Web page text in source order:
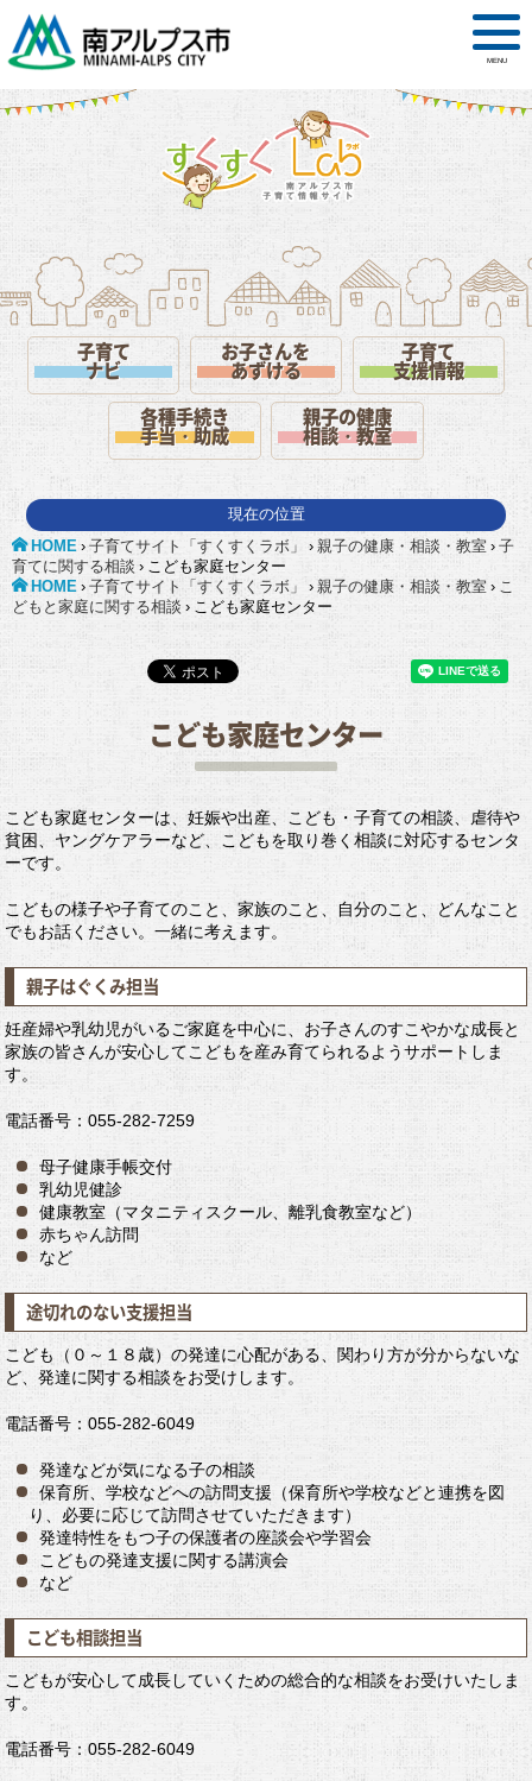
MENU
子育て
ナビ
お子さんを
あずける
子育て
支援情報
各種手続き
手当・助成
親子の健康
相談・教室
現在の位置
HOME › 子育てサイト「すくすくラボ」 › 親子の健康・相談・教室 › 子
育てに関する相談 › こども家庭センター
HOME › 子育てサイト「すくすくラボ」 › 親子の健康・相談・教室 › こ
どもと家庭に関する相談 › こども家庭センター
こども家庭センター
こども家庭センターは、妊娠や出産、こども・子育ての相談、虐待や
貧困、ヤングケアラーなど、こどもを取り巻く相談に対応するセンタ
ーです。
こどもの様子や子育てのこと、家族のこと、自分のこと、どんなこと
でもお話ください。一緒に考えます。
親子はぐくみ担当
妊産婦や乳幼児がいるご家庭を中心に、お子さんのすこやかな成長と
家族の皆さんが安心してこどもを産み育てられるようサポートしま
す。
電話番号：055-282-7259
母子健康手帳交付
乳幼児健診
健康教室（マタニティスクール、離乳食教室など）
赤ちゃん訪問
など
途切れのない支援担当
こども（０～１８歳）の発達に心配がある、関わり方が分からないな
ど、発達に関する相談をお受けします。
電話番号：055-282-6049
発達などが気になる子の相談
保育所、学校などへの訪問支援（保育所や学校などと連携を図
り、必要に応じて訪問させていただきます）
発達特性をもつ子の保護者の座談会や学習会
こどもの発達支援に関する講演会
など
こども相談担当
こどもが安心して成長していくための総合的な相談をお受けいたしま
す。
電話番号：055-282-6049